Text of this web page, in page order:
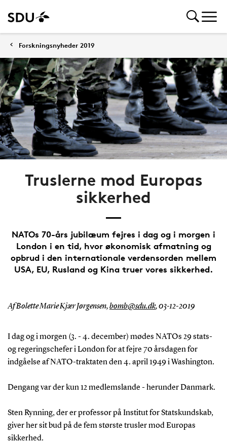
Forskningsnyheder 2019
Truslerne mod Europas
sikkerhed
NATOs 70-års jubilæum fejres i dag og i morgen i
London i en tid, hvor økonomisk afmatning og
opbrud i den internationale verdensorden mellem
USA, EU, Rusland og Kina truer vores sikkerhed.
Af Bolette Marie Kjær Jørgensen,bomb@sdu.dk,03-12-2019
I dag og i morgen (3. - 4. december) mødes NATOs 29 stats-
og regeringschefer i London for at fejre 70 årsdagen for
indgåelse af NATO-traktaten den 4. april 1949 i Washington.
Dengang var der kun 12 medlemslande - herunder Danmark.
Sten Rynning, der er professor på Institut for Statskundskab,
giver her sit bud på de fem største trusler mod Europas
sikkerhed.